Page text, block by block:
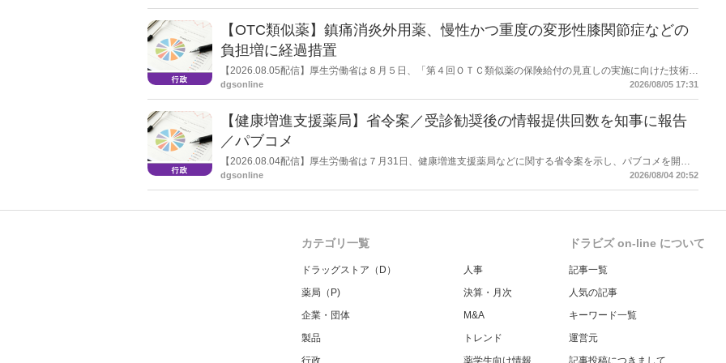
【OTC類似薬】鎮痛消炎外用薬、慢性かつ重度の変形性膝関節症などの
負担増に経過措置
【2026.08.05配信】厚生労働省は８月５日、「第４回ＯＴＣ類似薬の保険給付の見直しの実施に向けた技術的
検討会」を開催。「中間とりまとめ（案）」を提示し了承した。今後、社会保障審議会医療保険部会等に報告
dgsonline 2026/08/05 17:31
【健康増進支援薬局】省令案／受診勧奨後の情報提供回数を知事に報告
／パブコメ
【2026.08.04配信】厚生労働省は７月31日、健康増進支援薬局などに関する省令案を示し、パブコメを開始
した。受診勧奨を行った後に、当該医療機関や連携機関に対して、利用者の相談内容や薬剤及び医薬品に関す
dgsonline 2026/08/04 20:52
カテゴリ一覧
ドラッグストア（D）
薬局（P)
企業・団体
製品
行政
人事
決算・月次
M&A
トレンド
薬学生向け情報
ドラビズ on-line について
記事一覧
人気の記事
キーワード一覧
運営元
記事投稿につきまして